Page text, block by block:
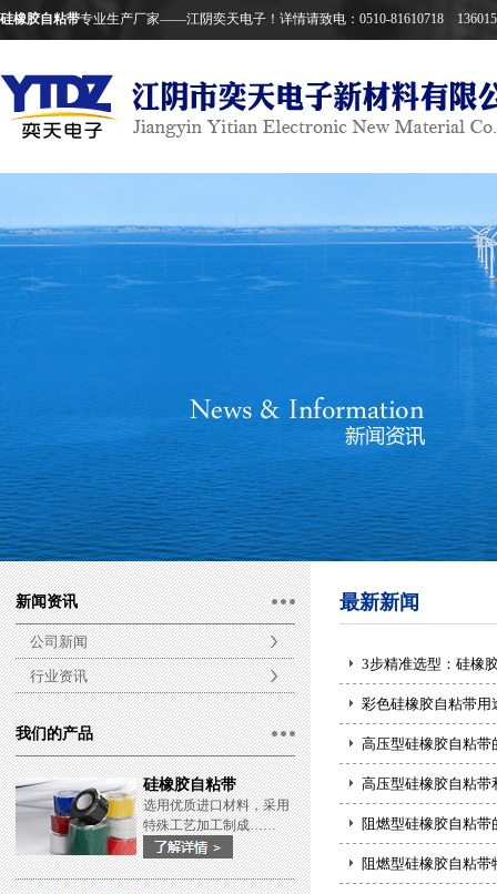
硅橡胶自粘带专业生产厂家——江阴奕天电子！详情请致电：0510-81610718
新闻资讯
公司新闻
行业资讯
我们的产品
硅橡胶自粘带
选用优质进口材料，采用
特殊工艺加工制成……
最新新闻
3步精准选型：硅橡
彩色硅橡胶自粘带用
高压型硅橡胶自粘带
高压型硅橡胶自粘带
阻燃型硅橡胶自粘带
阻燃型硅橡胶自粘带